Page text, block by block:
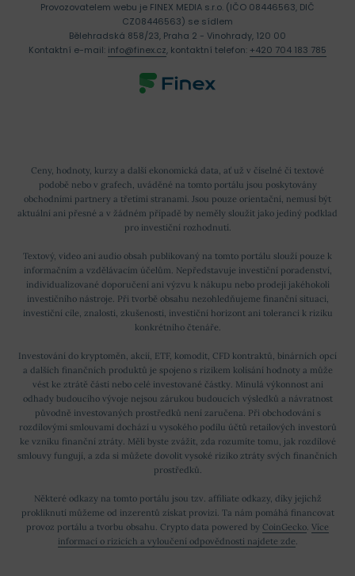
Ceny, hodnoty, kurzy a další ekonomická data, ať už v číselné či textové
podobě nebo v grafech, uváděné na tomto portálu jsou poskytovány
obchodními partnery a třetími stranami. Jsou pouze orientační, nemusí být
aktuální ani přesné a v žádném případě by neměly sloužit jako jediný podklad
pro investiční rozhodnutí.
Textový, video ani audio obsah publikovaný na tomto portálu slouží pouze k
informačním a vzdělávacím účelům. Nepředstavuje investiční poradenství,
individualizované doporučení ani výzvu k nákupu nebo prodeji jakéhokoli
investičního nástroje. Při tvorbě obsahu nezohledňujeme finanční situaci,
investiční cíle, znalosti, zkušenosti, investiční horizont ani toleranci k riziku
konkrétního čtenáře.
Investování do kryptoměn, akcií, ETF, komodit, CFD kontraktů, binárních opcí
a dalších finančních produktů je spojeno s rizikem kolísání hodnoty a může
vést ke ztrátě části nebo celé investované částky. Minulá výkonnost ani
odhady budoucího vývoje nejsou zárukou budoucích výsledků a návratnost
původně investovaných prostředků není zaručena. Při obchodování s
rozdílovými smlouvami dochází u vysokého podílu účtů retailových investorů
ke vzniku finanční ztráty. Měli byste zvážit, zda rozumíte tomu, jak rozdílové
smlouvy fungují, a zda si můžete dovolit vysoké riziko ztráty svých finančních
prostředků.
Některé odkazy na tomto portálu jsou tzv. affiliate odkazy, díky jejichž
prokliknutí můžeme od inzerentů získat provizi. Ta nám pomáhá financovat
provoz portálu a tvorbu obsahu. Crypto data powered by CoinGecko. Více
informací o rizicích a vyloučení odpovědnosti najdete zde.
Provozovatelem webu je FINEX MEDIA s.r.o. (IČO 08446563, DIČ
CZ08446563) se sídlem
Bělehradská 858/23, Praha 2 - Vinohrady, 120 00
Kontaktní e-mail: info@finex.cz, kontaktní telefon: +420 704 183 785